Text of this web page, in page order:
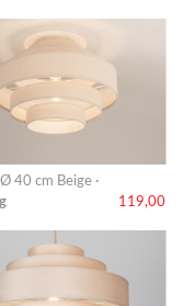
40 cm Beige ·
119,00